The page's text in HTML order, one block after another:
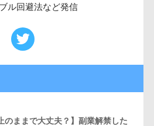
ル回避法など発信
のままで大丈夫？】副業解禁した